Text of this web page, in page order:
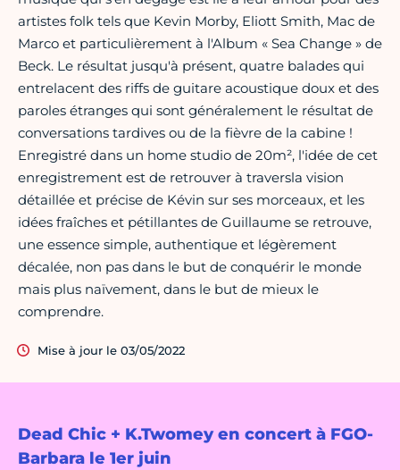
Dead Chic + K.Twomey en concert à FGO-
Barbara le 1er juin
artistes folk tels que Kevin Morby, Eliott Smith, Mac de
Marco et particulièrement à l'Album « Sea Change » de
Beck. Le résultat jusqu'à présent, quatre balades qui
entrelacent des riffs de guitare acoustique doux et des
paroles étranges qui sont généralement le résultat de
conversations tardives ou de la fièvre de la cabine !
Enregistré dans un home studio de 20m², l'idée de cet
enregistrement est de retrouver à traversla vision
détaillée et précise de Kévin sur ses morceaux, et les
idées fraîches et pétillantes de Guillaume se retrouve,
une essence simple, authentique et légèrement
décalée, non pas dans le but de conquérir le monde
mais plus naïvement, dans le but de mieux le
comprendre.
Mise à jour le 03/05/2022